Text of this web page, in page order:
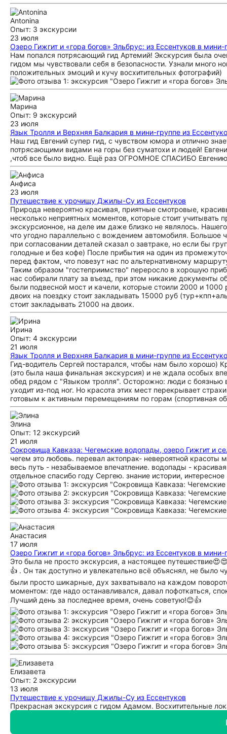
Antonina
Опыт: 3 экскурсии
23 июля
Озеро Гижгит и «гора богов» Эльбрус: из Ессентуков в мини-
Нам попался потрясающий гид Артемий! Экскурсия была
гидом мы чувствовали себя в безопасности. Узнали много
положительных эмоций и кучу восхитительных фотографий)
Марина
Опыт: 9 экскурсий
23 июля
Язык Тролля и Верхняя Балкария в мини-группе из
Наш гид Евгений супер гид, с чувством юмора и отлично
потрясающими видами на горы без суматохи и людей!
,чтоб все было видно. Ещё раз ОГРОМНОЕ СПАСИБО Евгению
Анфиса
23 июля
Путешествие к урочищу Джилы-Су из Ессентуков
Природа невероятно красивая, приятные смотровые,
несколько неприятных моментов, которые стоит учитывать
экскурсионное, на деле им даже близко не являлось.
что угодно параллельно с вождением автомобиля.
при согласовании деталей сказал о завтраке, но если бы
голодные и без кофе) После прибытия на один из
перед фактом, что повезут нас по альтернативному
Таким образом "гостеприимство" переросло в хорошую
нас собирали плату за въезд, при этом никакие документы
были подвесной мост и качели, которые стоили 2000 и
двоих на поездку стоит закладывать 15000 руб
стоит закладывать 21000 на двоих.
Ирина
Опыт: 4 экскурсии
21 июля
Язык Тролля и Верхняя Балкария в мини-группе из
Гид-водитель Сергей постарался, чтобы нам было хорошо)
(это была наша финальная экскурсия) и не ждала особых
обед рядом с "Языком тролля". Осторожно: люди с боязнью
уходит из-под ног. Но красота этих мест перекрывает
готовым к активным перемещениям по горам (спортивная
Элина
Опыт: 12 экскурсий
21 июля
Сокровища Кавказа: Чегемские водопады, озеро Гижгит и
чегем это любовь. перевал актопрак- невероятной
весь путь - незабываемое впечатление. водопады -
отдельное спасибо году Сергею. знание истории,
Анастасия
17 июля
Озеро Гижгит и «гора богов» Эльбрус: из Ессентуков в мини-
Это была не просто экскурсия, а настоящее
👍 . Он так доступно и увлекательно всё объяснял, не было
были просто шикарные, дух захватывало на каждом
моментом: где надо останавливался, давал пофоткаться,
Лучший день за последнее время, очень советую!😊👍
Елизавета
Опыт: 2 экскурсии
13 июля
Путешествие к урочищу Джилы-Су из Ессентуков
Прекрасная экскурсия с гидом Адамом. Восхитительные